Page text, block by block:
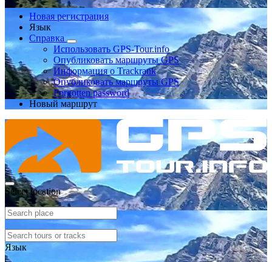
Новая регистрация
Язык
Справка
Использовать GPS-Tour.info
Опубликовать маршруты GPS
Информация о Trackrank
Опубликовать маршруты GPS
Forgotten password
Новый маршрут
Select location
Язык